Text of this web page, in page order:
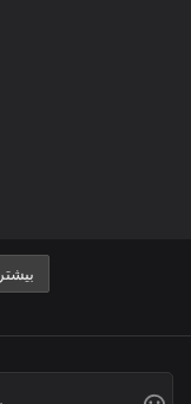
بیشتر